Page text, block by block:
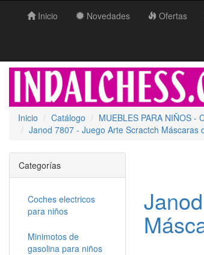
Inicio Novedades Ofertas
Inicio Catálogo MUEBLES PARA NIÑOS -
Janod 7807 - Juego Arte Scractch Máscaras
Categorías
Coches electricos
para niños
Minimotos de
gasolina para niños